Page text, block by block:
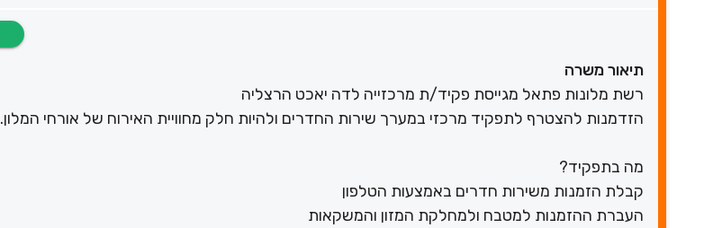
תיאור משרה
רשת מלונות פתאל מגייסת פקיד/ת מרכזייה לדה יאכט הרצליה
הזדמנות להצטרף לתפקיד מרכזי במערך שירות החדרים ולהיות חלק מחוויית האירוח של אורחי המלון.
מה בתפקיד?
קבלת הזמנות משירות חדרים באמצעות הטלפון
העברת ההזמנות למטבח ולמחלקת המזון והמשקאות